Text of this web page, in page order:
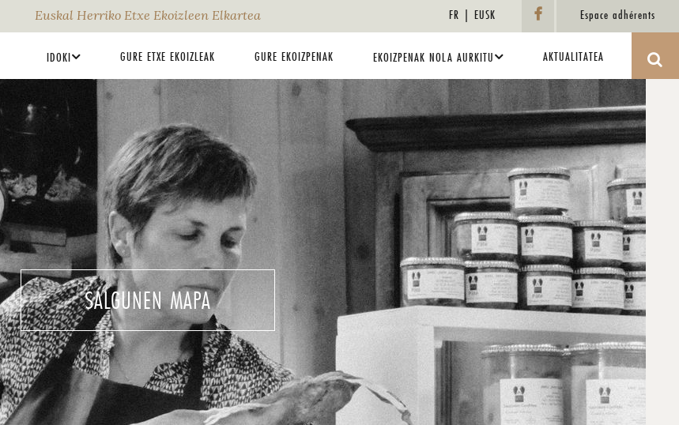
Euskal Herriko Etxe Ekoizleen Elkartea FR EUSK Espace adhérents
IDOKI GURE ETXE EKOIZLEAK GURE EKOIZPENAK EKOIZPENAK NOLA AURKITU AKTUALITATEA
SALGUNEN MAPA